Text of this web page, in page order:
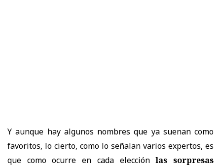
Y aunque hay algunos nombres que ya suenan como
favoritos, lo cierto, como lo señalan varios expertos, es
que como ocurre en cada elecciónlas sorpresas